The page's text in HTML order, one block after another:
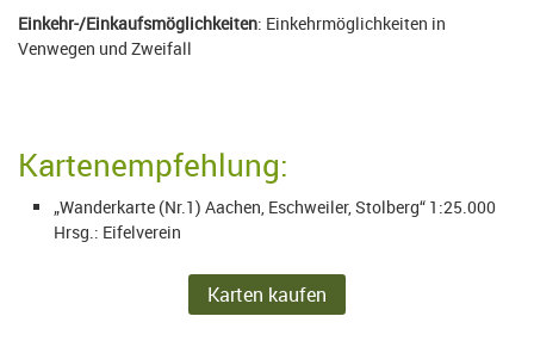
Einkehr-/Einkaufsmöglichkeiten: Einkehrmöglichkeiten in
Venwegen und Zweifall
Kartenempfehlung:
„Wanderkarte (Nr.1) Aachen, Eschweiler, Stolberg“ 1:25.000
Hrsg.: Eifelverein
Karten kaufen